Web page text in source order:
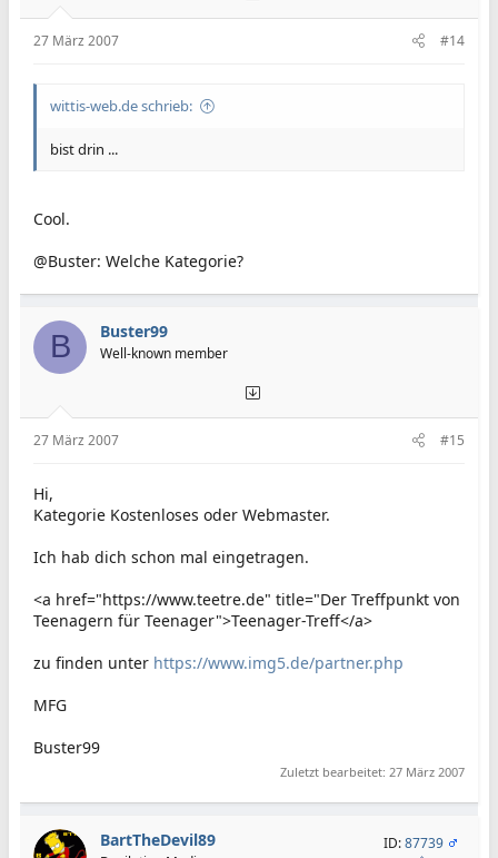
27 März 2007 #14
wittis-web.de schrieb:
bist drin ...
Cool.
@Buster: Welche Kategorie?
B Buster99
Well-known member
27 März 2007 #15
Hi,
Kategorie Kostenloses oder Webmaster.
Ich hab dich schon mal eingetragen.
<a href="https://www.teetre.de" title="Der Treffpunkt von
Teenagern für Teenager">Teenager-Treff</a>
zu finden unter https://www.img5.de/partner.php
MFG
Buster99
Zuletzt bearbeitet: 27 März 2007
BartTheDevil89 ID:87739